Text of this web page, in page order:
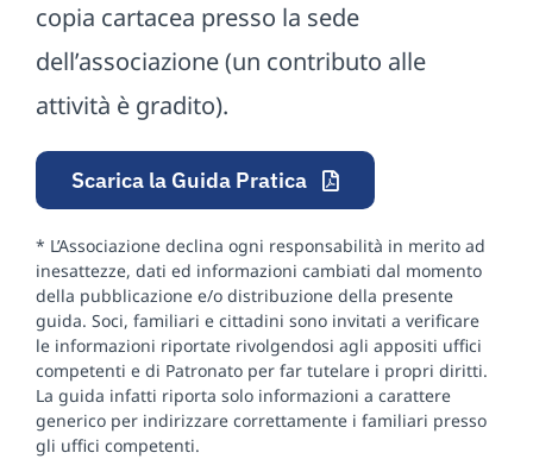
copia cartacea presso la sede
dell’associazione (un contributo alle
attività è gradito).
Scarica la Guida Pratica
* L’Associazione declina ogni responsabilità in merito ad
inesattezze, dati ed informazioni cambiati dal momento
della pubblicazione e/o distribuzione della presente
guida. Soci, familiari e cittadini sono invitati a verificare
le informazioni riportate rivolgendosi agli appositi uffici
competenti e di Patronato per far tutelare i propri diritti.
La guida infatti riporta solo informazioni a carattere
generico per indirizzare correttamente i familiari presso
gli uffici competenti.